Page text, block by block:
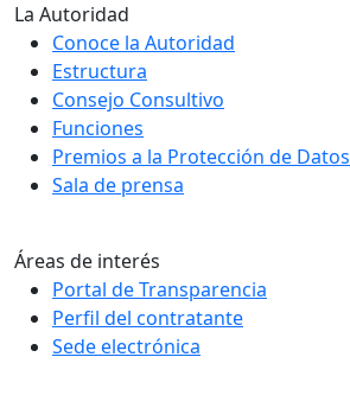
La Autoridad
Conoce la Autoridad
Estructura
Consejo Consultivo
Funciones
Premios a la Protección de Datos
Sala de prensa
Áreas de interés
Portal de Transparencia
Perfil del contratante
Sede electrónica